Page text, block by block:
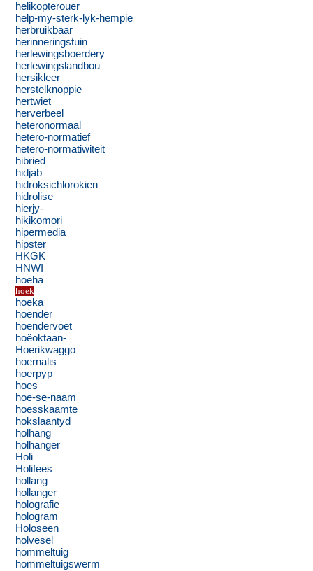
helikopterouer
help-my-sterk-lyk-hempie
herbruikbaar
herinneringstuin
herlewingsboerdery
herlewingslandbou
hersikleer
herstelknoppie
hertwiet
herverbeel
heteronormaal
hetero-normatief
hetero-normatiwiteit
hibried
hidjab
hidroksichlorokien
hidrolise
hierjy-
hikikomori
hipermedia
hipster
HKGK
HNWI
hoeha
hoek
hoeka
hoender
hoendervoet
hoëoktaan-
Hoerikwaggo
hoernalis
hoerpyp
hoes
hoe-se-naam
hoesskaamte
hokslaantyd
holhang
holhanger
Holi
Holifees
hollang
hollanger
holografie
hologram
Holoseen
holvesel
hommeltuig
hommeltuigswerm